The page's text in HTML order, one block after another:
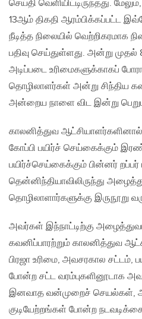
செய்தி வெளியிட்டிருந்தது.
13ஆம் திகதி ஆரம்பிக்கப்பட்ட
நீடித்த நிலையில் வெற்றிகரமாக
பதிவு செய்துள்ளது. அன்று
அடிப்படை உரிமைகளுக்காகப்
தொழிலாளர்கள் அன்று சிந்திய
அன்றைய நாளை விட இன்று
காலனித்துவ ஆட்சியாளர்களினால்
கோப்பி பயிர்ச் செய்கைக்கும்
பயிர்ச்செய்கைக்கும் பின்னர்
தென்னிந்தியாவிலிருந்து
தொழிலாளார்களுக்கு இருநூறு
அவர்கள் இந்நாட்டிற்கு
கவனிப்பாரற்றும் காலனித்துவ
பிரஜா உரிமை, அவசரகால
போன்ற சட்ட வரம்புகளினூடாக
இனவாத வன்முறைச் செயல்கள்,
குடியேற்றங்கள் போன்ற